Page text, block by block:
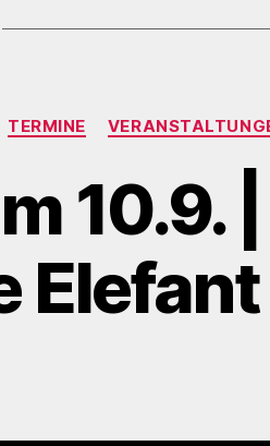
TERMINE
10.9.
Elefant